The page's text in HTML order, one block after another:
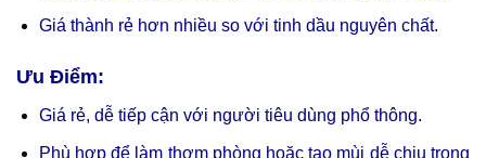
Giá thành rẻ hơn nhiều so với tinh dầu nguyên chất.
Ưu Điểm:
Giá rẻ, dễ tiếp cận với người tiêu dùng phổ thông.
Phù hợp để làm thơm phòng hoặc tạo mùi dễ chịu trong